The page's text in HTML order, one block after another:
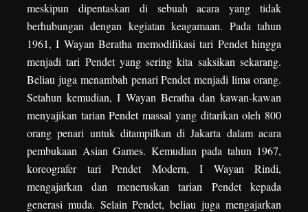
meskipun dipentaskan di sebuah acara yang tidak
berhubungan dengan kegiatan keagamaan. Pada tahun
1961, I Wayan Beratha memodifikasi tari Pendet hingga
menjadi tari Pendet yang sering kita saksikan sekarang.
Beliau juga menambah penari Pendet menjadi lima orang.
Setahun kemudian, I Wayan Beratha dan kawan-kawan
menyajikan tarian Pendet massal yang ditarikan oleh 800
orang penari untuk ditampilkan di Jakarta dalam acara
pembukaan Asian Games. Kemudian pada tahun 1967,
koreografer tari Pendet Modern, I Wayan Rindi,
mengajarkan dan meneruskan tarian Pendet kepada
generasi muda. Selain Pendet, beliau juga mengajarkan